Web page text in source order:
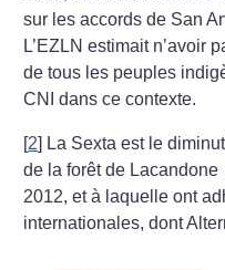
sur les accords de San
L’EZLN estimait n’avoir
de tous les peuples
CNI dans ce contexte.
[2] La Sexta est le
de la forêt de Lacandone
2012, et à laquelle ont
internationales, dont